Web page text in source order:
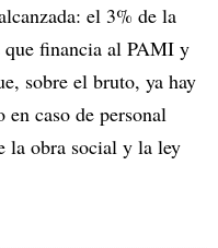
el 3% de la
financia al PAMI y
sobre el bruto, ya hay
caso de personal
la obra social y la ley